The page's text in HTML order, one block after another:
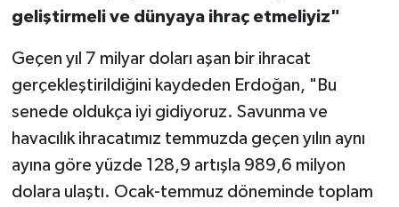
geliştirmeli ve dünyaya ihraç etmeliyiz"
Geçen yıl 7 milyar doları aşan bir ihracat
gerçekleştirildiğini kaydeden Erdoğan, "Bu
senede oldukça iyi gidiyoruz. Savunma ve
havacılık ihracatımız temmuzda geçen yılın aynı
ayına göre yüzde 128,9 artışla 989,6 milyon
dolara ulaştı. Ocak-temmuz döneminde toplam